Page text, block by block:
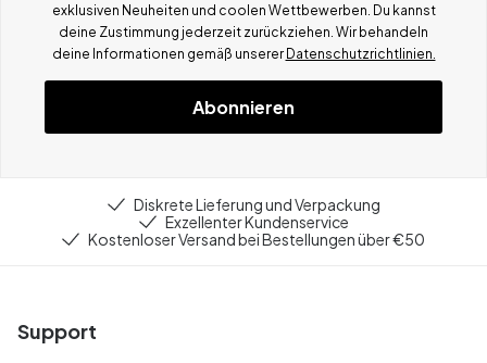
exklusiven Neuheiten und coolen Wettbewerben. Du kannst
deine Zustimmung jederzeit zurückziehen. Wir behandeln
deine Informationen gemäß unserer Datenschutzrichtlinien.
Abonnieren
Diskrete Lieferung und Verpackung
Exzellenter Kundenservice
Kostenloser Versand bei Bestellungen über €50
Support